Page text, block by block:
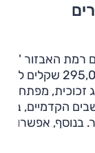
בגרסת 225 עם רמת
340,000 שקלים
חישוקי "19, גג זכוכית,
הקדמיים,